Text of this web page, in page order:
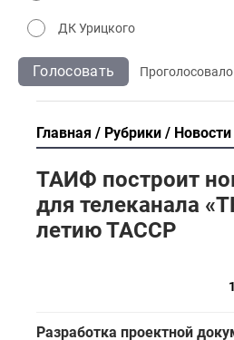
ДК Урицкого
Голосовать
Главная Рубрики Новости
ТАИФ построит
для телеканала
летию ТАССР
Разработка проектной